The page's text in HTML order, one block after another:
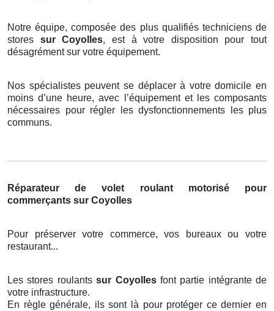
Notre équipe, composée des plus qualifiés techniciens de
stores sur Coyolles, est à votre disposition pour tout
désagrément sur votre équipement.
Nos spécialistes peuvent se déplacer à votre domicile en
moins d’une heure, avec l’équipement et les composants
nécessaires pour régler les dysfonctionnements les plus
communs.
Réparateur de volet roulant motorisé pour
commerçants sur Coyolles
Pour préserver votre commerce, vos bureaux ou votre
restaurant...
Les stores roulantssur Coyolles font partie intégrante de
votre infrastructure.
En règle générale, ils sont là pour protéger ce dernier en